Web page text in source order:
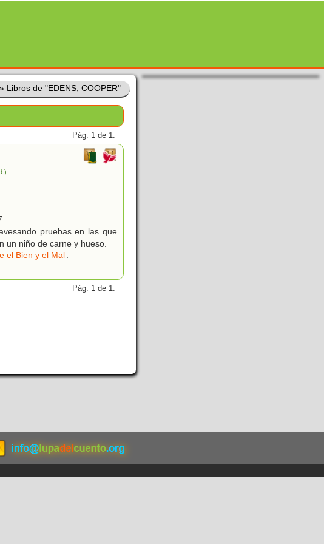
» Libros de "EDENS, COOPER"
Pág. 1 de 1.
pruebas en las que
un niño de carne y hueso.
el Bien y el Mal.
Pág. 1 de 1.